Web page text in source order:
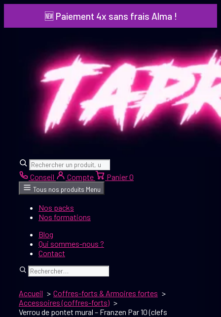
contenu
🆕 Paiement 4x sans frais Alma !
Rechercher Rechercher
Conseil Compte Panier0
Tous nos produits Menu
Nos packs
Nos formations
Blog
Qui sommes-nous ?
Contact
Rechercher
Accueil
Coffres-forts & Armoires fortes
Accessoires (coffres-forts)
Verrou de pontet mural – Franzen Par 10 (clefs